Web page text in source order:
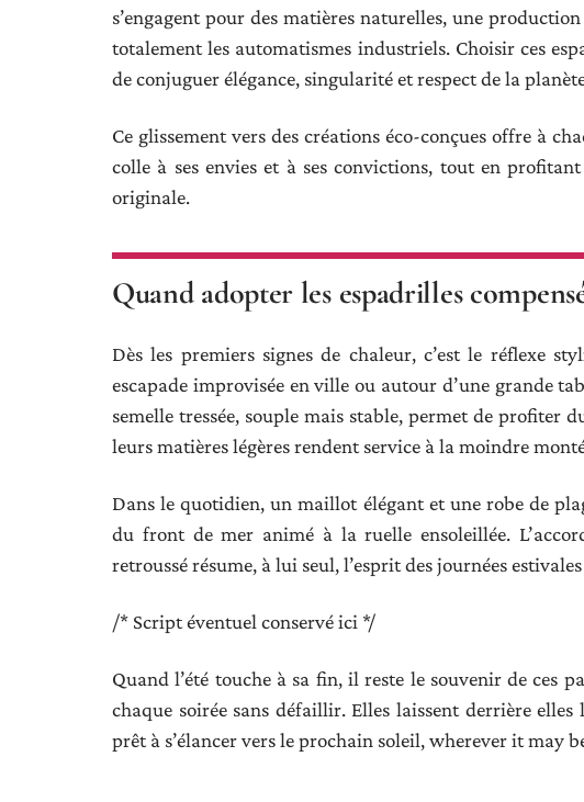
s’engagent pour des matières naturelles, une
totalement les automatismes industriels. Choisir ces
de conjuguer élégance, singularité et respect de la
Ce glissement vers des créations éco-conçues offre à
colle à ses envies et à ses convictions, tout en
originale.
Quand adopter les espadrilles
Dès les premiers signes de chaleur, c’est le réflexe
escapade improvisée en ville ou autour d’une grande
semelle tressée, souple mais stable, permet de profiter
leurs matières légères rendent service à la moindre
Dans le quotidien, un maillot élégant et une robe de
du front de mer animé à la ruelle ensoleillée.
retroussé résume, à lui seul, l’esprit des journées
/* Script éventuel conservé ici */
Quand l’été touche à sa fin, il reste le souvenir de ces
chaque soirée sans défaillir. Elles laissent derrière
prêt à s’élancer vers le prochain soleil, wherever it may